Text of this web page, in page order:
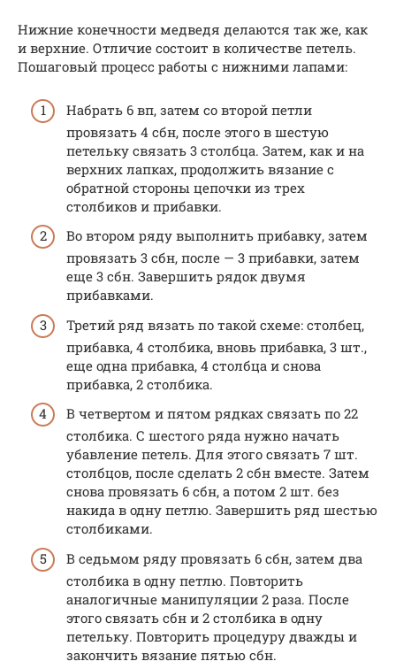
Нижние конечности медведя делаются так же, как
и верхние. Отличие состоит в количестве петель.
Пошаговый процесс работы с нижними лапами:
Набрать 6 вп, затем со второй петли
провязать 4 сбн, после этого в шестую
петельку связать 3 столбца. Затем, как и на
верхних лапках, продолжить вязание с
обратной стороны цепочки из трех
столбиков и прибавки.
Во втором ряду выполнить прибавку, затем
провязать 3 сбн, после — 3 прибавки, затем
еще 3 сбн. Завершить рядок двумя
прибавками.
Третий ряд вязать по такой схеме: столбец,
прибавка, 4 столбика, вновь прибавка, 3 шт.,
еще одна прибавка, 4 столбца и снова
прибавка, 2 столбика.
В четвертом и пятом рядках связать по 22
столбика. С шестого ряда нужно начать
убавление петель. Для этого связать 7 шт.
столбцов, после сделать 2 сбн вместе. Затем
снова провязать 6 сбн, а потом 2 шт. без
накида в одну петлю. Завершить ряд шестью
столбиками.
В седьмом ряду провязать 6 сбн, затем два
столбика в одну петлю. Повторить
аналогичные манипуляции 2 раза. После
этого связать сбн и 2 столбика в одну
петельку. Повторить процедуру дважды и
закончить вязание пятью сбн.